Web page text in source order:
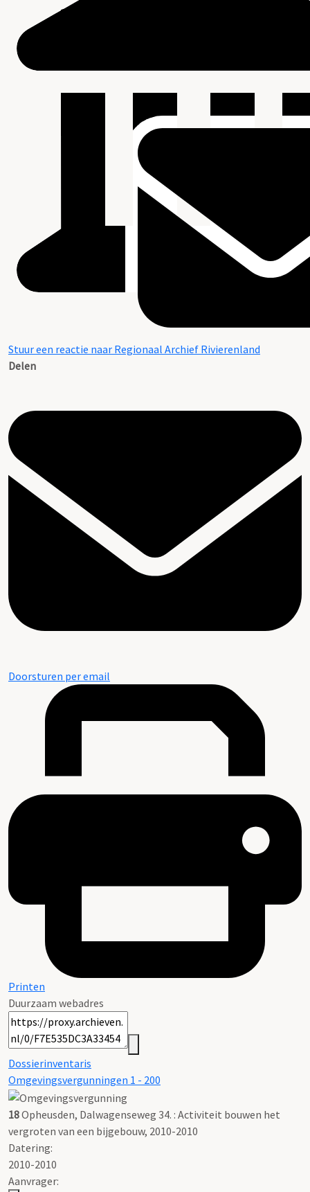
Stuur een reactie naar Regionaal Archief Rivierenland
Delen
Doorsturen per email
Printen
Duurzaam webadres
Dossierinventaris
Omgevingsvergunningen 1 - 200
18Opheusden, Dalwagenseweg 34. : Activiteit bouwen het
vergroten van een bijgebouw, 2010-2010
Datering:
2010-2010
Aanvrager: